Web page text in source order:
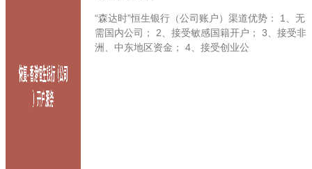
“森达时”恒生银行（公司账户）渠道优势： 1、无
需国内公司； 2、接受敏感国籍开户； 3、接受非
洲、中东地区资金； 4、接受创业公